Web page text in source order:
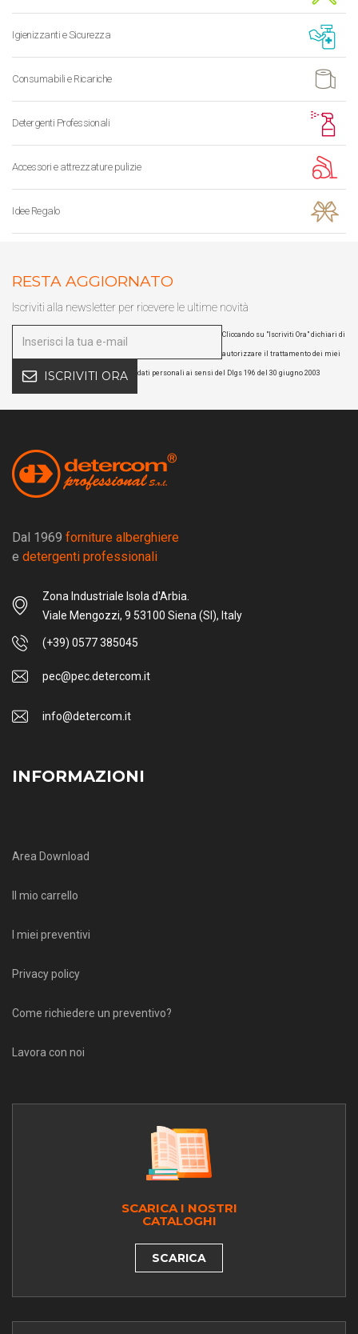
Igienizzanti e Sicurezza
Consumabili e Ricariche
Detergenti Professionali
Accessori e attrezzature pulizie
Idee Regalo
RESTA AGGIORNATO
Iscriviti alla newsletter per ricevere le ultime novità
ISCRIVITI ORA
Cliccando su "Iscriviti Ora" dichiari di
autorizzare il trattamento dei miei
dati personali ai sensi del Dlgs 196 del 30 giugno 2003
Dal 1969 forniture alberghiere
e detergenti professionali
Zona Industriale Isola d'Arbia.
Viale Mengozzi, 9 53100 Siena (SI), Italy
(+39) 0577 385045
pec@pec.detercom.it
info@detercom.it
INFORMAZIONI
Area Download
Il mio carrello
I miei preventivi
Privacy policy
Come richiedere un preventivo?
Lavora con noi
SCARICA I NOSTRI
CATALOGHI
SCARICA